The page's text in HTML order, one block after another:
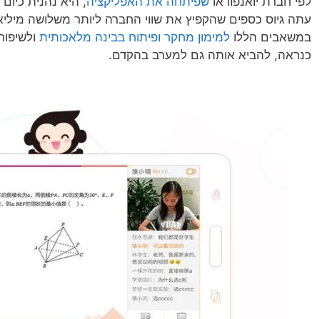
עתה גיוס כספים שהקפיץ את שווי החברה ליותר משלושה
במשאבים הללו למימון מחקר ופיתוח בבינה מלאכותית
כנראה, להביא אותה גם למערב בהקדם.